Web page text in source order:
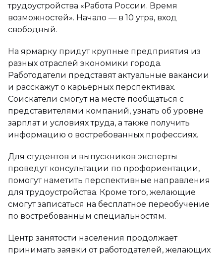
трудоустройства «Работа России. Время
возможностей». Начало — в 10 утра, вход
свободный.
На ярмарку придут крупные предприятия из
разных отраслей экономики города.
Работодатели представят актуальные вакансии
и расскажут о карьерных перспективах.
Соискатели смогут на месте пообщаться с
представителями компаний, узнать об уровне
зарплат и условиях труда, а также получить
информацию о востребованных профессиях.
Для студентов и выпускников эксперты
проведут консультации по профориентации,
помогут наметить перспективные направления
для трудоустройства. Кроме того, желающие
смогут записаться на бесплатное переобучение
по востребованным специальностям.
Центр занятости населения продолжает
принимать заявки от работодателей, желающих